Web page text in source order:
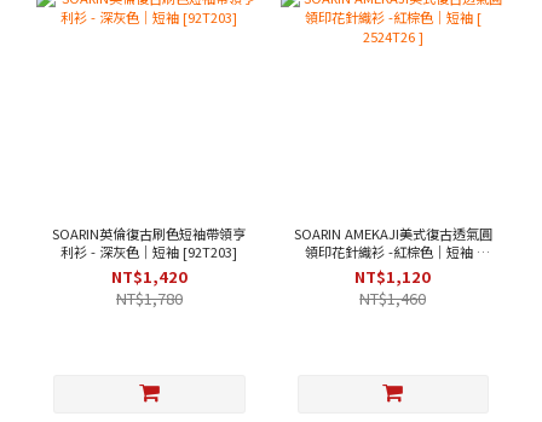
SOARIN英倫復古刷色短袖帶領亨
利衫 - 深灰色｜短袖 [92T203]
NT$1,420
NT$1,780
SOARIN AMEKAJI美式復古透氣圓
領印花針織衫 -紅棕色｜短袖 [
2524T26 ]
NT$1,120
NT$1,460